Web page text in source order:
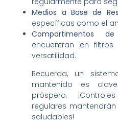
Medios a Base de
específicas como el
Compartimentos
encuentran en
versatilidad.
Recuerda, un
mantenido es
próspero.
regulares
saludables!